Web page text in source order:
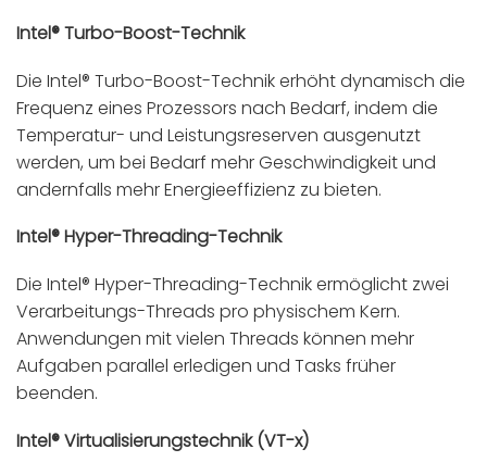
Intel® Turbo-Boost-Technik
Die Intel® Turbo-Boost-Technik erhöht dynamisch die
Frequenz eines Prozessors nach Bedarf, indem die
Temperatur- und Leistungsreserven ausgenutzt
werden, um bei Bedarf mehr Geschwindigkeit und
andernfalls mehr Energieeffizienz zu bieten.
Intel® Hyper-Threading-Technik
Die Intel® Hyper-Threading-Technik ermöglicht zwei
Verarbeitungs-Threads pro physischem Kern.
Anwendungen mit vielen Threads können mehr
Aufgaben parallel erledigen und Tasks früher
beenden.
Intel® Virtualisierungstechnik (VT-x)